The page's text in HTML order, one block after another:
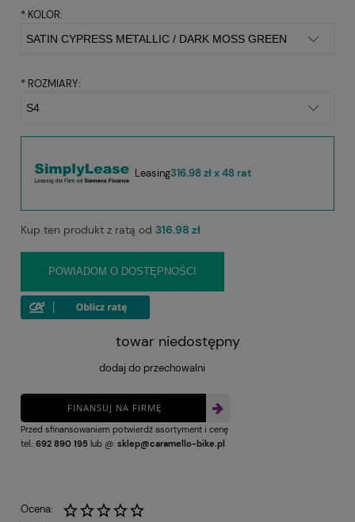
* KOLOR:
* ROZMIARY:
Leasing316.98 zł x 48 rat
Kup ten produkt z ratą od 316.98 zł
POWIADOM O DOSTĘPNOŚCI
towar niedostępny
dodaj do przechowalni
FINANSUJ NA FIRMĘ
Przed sfinansowaniem potwierdź asortyment i cenę
tel.: 692 890 195 lub @: sklep@caramello-bike.pl
Ocena: